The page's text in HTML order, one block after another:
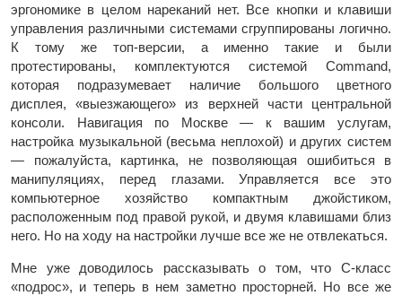
эргономике в целом нареканий нет. Все кнопки и клавиши
управления различными системами сгруппированы логично.
К тому же топ-версии, а именно такие и были
протестированы, комплектуются системой Command,
которая подразумевает наличие большого цветного
дисплея, «выезжающего» из верхней части центральной
консоли. Навигация по Москве — к вашим услугам,
настройка музыкальной (весьма неплохой) и других систем
— пожалуйста, картинка, не позволяющая ошибиться в
манипуляциях, перед глазами. Управляется все это
компьютерное хозяйство компактным джойстиком,
расположенным под правой рукой, и двумя клавишами близ
него. Но на ходу на настройки лучше все же не отвлекаться.
Мне уже доводилось рассказывать о том, что С-класс
«подрос», и теперь в нем заметно просторней. Но все же